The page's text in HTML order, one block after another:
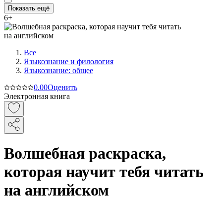
Показать ещё
6+
Все
Языкознание и филология
Языкознание: общее
0.00Оценить
Электронная книга
Волшебная раскраска,
которая научит тебя читать
на английском